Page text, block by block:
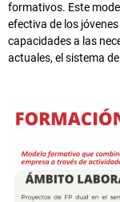
formativos. Este
efectiva de los
capacidades a las
actuales, el sistema